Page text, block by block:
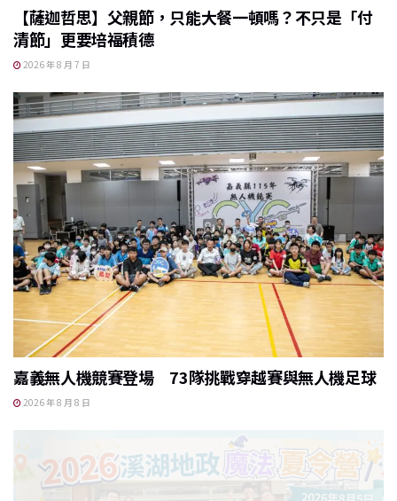
【薩迦哲思】父親節，只能大餐一頓嗎？不只是「付
清節」更要培福積德
2026 年 8 月 7 日
嘉義無人機競賽登場 73隊挑戰穿越賽與無人機足球
2026 年 8 月 8 日